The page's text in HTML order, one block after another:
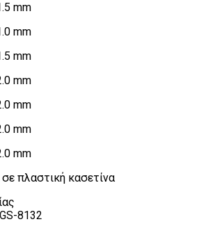
mm
mm
mm
mm
mm
mm
mm
πλαστική κασετίνα
8132